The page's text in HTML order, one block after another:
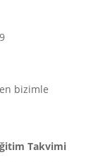
bizimle
Takvimi